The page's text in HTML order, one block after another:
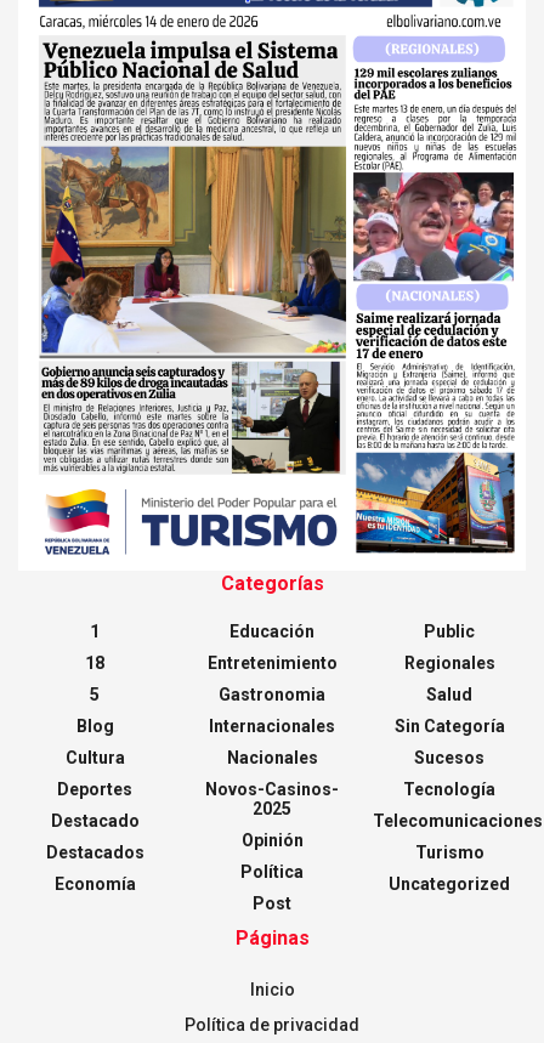
Categorías
1
18
5
Blog
Cultura
Deportes
Destacado
Destacados
Economía
Educación
Entretenimiento
Gastronomia
Internacionales
Nacionales
Novos-Casinos-
2025
Opinión
Política
Post
Public
Regionales
Salud
Sin Categoría
Sucesos
Tecnología
Telecomunicaciones
Turismo
Uncategorized
Páginas
Inicio
Política de privacidad